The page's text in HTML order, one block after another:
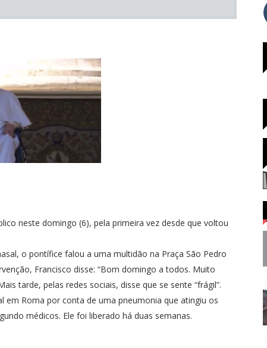
neste domingo (6), pela primeira vez desde que voltou
o pontífice falou a uma multidão na Praça São Pedro
Francisco disse: “Bom domingo a todos. Muito
tarde, pelas redes sociais, disse que se sente “frágil”.
em Roma por conta de uma pneumonia que atingiu os
médicos. Ele foi liberado há duas semanas.